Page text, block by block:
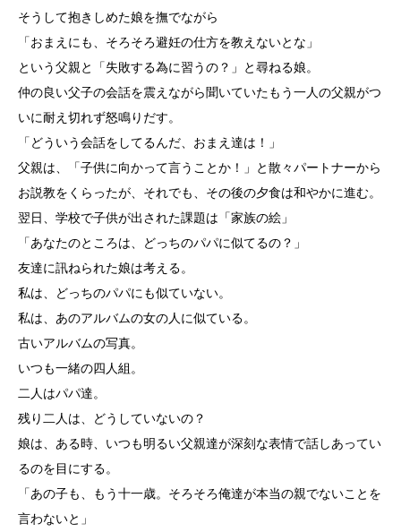
そうして抱きしめた娘を撫でながら
「おまえにも、そろそろ避妊の仕方を教えないとな」
という父親と「失敗する為に習うの？」と尋ねる娘。
仲の良い父子の会話を震えながら聞いていたもう一人の父親がつ
いに耐え切れず怒鳴りだす。
「どういう会話をしてるんだ、おまえ達は！」
父親は、「子供に向かって言うことか！」と散々パートナーから
お説教をくらったが、それでも、その後の夕食は和やかに進む。
翌日、学校で子供が出された課題は「家族の絵」
「あなたのところは、どっちのパパに似てるの？」
友達に訊ねられた娘は考える。
私は、どっちのパパにも似ていない。
私は、あのアルバムの女の人に似ている。
古いアルバムの写真。
いつも一緒の四人組。
二人はパパ達。
残り二人は、どうしていないの？
娘は、ある時、いつも明るい父親達が深刻な表情で話しあってい
るのを目にする。
「あの子も、もう十一歳。そろそろ俺達が本当の親でないことを
言わないと」